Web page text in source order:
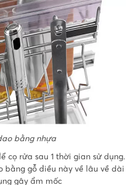
bằng nhựa
cọ rửa sau 1 thời gian sử dụng.
bằng gỗ điều này về lâu về dài
gây ẩm mốc